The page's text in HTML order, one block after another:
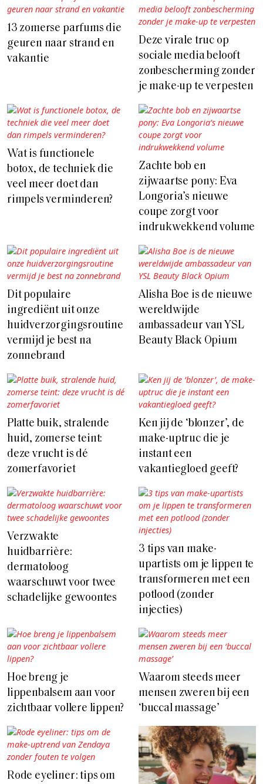
13 zomerse parfums die
geuren naar strand en
vakantie
Deze virale truc op
sociale media belooft
zonbescherming zonder
je make-up te verpesten
Wat is functionele
botox, de techniek die
veel meer doet dan
rimpels verminderen?
Zachte bob en
zijwaartse pony: Eva
Longoria’s nieuwe
coupe zorgt voor
indrukwekkend volume
Dit populaire
ingrediënt uit onze
huidverzorgingsroutine
vermijd je best na
zonnebrand
Alisha Boe is de nieuwe
wereldwijde
ambassadeur van YSL
Beauty Black Opium
Platte buik, stralende
huid, zomerse teint:
deze vrucht is dé
zomerfavoriet
Ken jij de ‘blonzer’, de
make-uptruc die je
instant een
vakantiegloed geeft?
Verzwakte
huidbarrière:
dermatoloog
waarschuwt voor twee
schadelijke gewoontes
3 tips van make-
upartists om je lippen te
transformeren met een
potlood (zonder
injecties)
Hoe breng je
lippenbalsem aan voor
zichtbaar vollere lippen?
Waarom steeds meer
mensen zweren bij een
‘buccal massage’
Rode eyeliner: tips om